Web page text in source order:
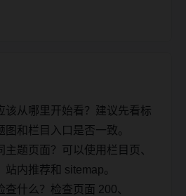
该从哪里开始看？建议先看标
图和栏目入口是否一致。
主题页面？可以使用栏目页、
站内推荐和 sitemap。
查什么？检查页面 200、